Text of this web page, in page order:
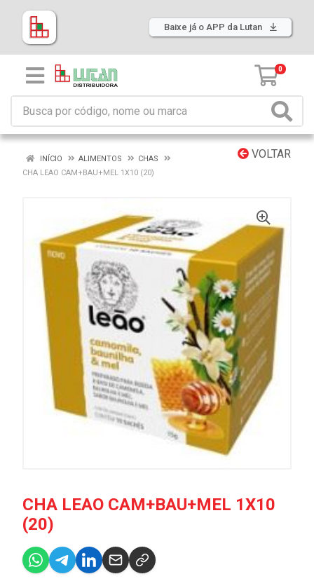
Baixe já o APP da Lutan
0
VOLTAR
INÍCIO ALIMENTOS
CHAS
CHA LEAO CAM+BAU+MEL 1X10 (20)
CHA LEAO CAM+BAU+MEL 1X10
(20)